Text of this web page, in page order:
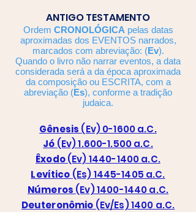
ANTIGO TESTAMENTO
Ordem CRONOLÓGICA pelas datas
aproximadas dos EVENTOS narrados,
marcados com abreviação: (Ev).
Quando o livro não narrar eventos, a data
considerada será a da época aproximada
da composição ou ESCRITA, com a
abreviação (Es), conforme a tradição
judaica.
Gênesis (Ev) 0-1600 a.C.
Jó (Ev) 1.600-1.500 a.C.
Êxodo(Ev) 1440-1400 a.C.
Levítico (Es) 1445-1405 a.C.
Números (Ev) 1400-1440 a.C.
Deuteronômio (Ev/Es) 1400 a.C.